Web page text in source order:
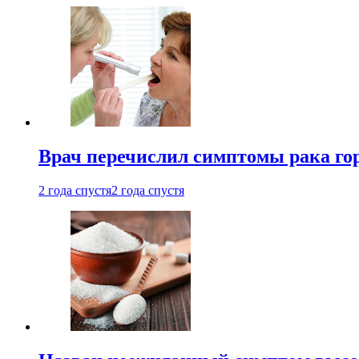
Врач перечислил симптомы рака
2 года спустя2 года спустя